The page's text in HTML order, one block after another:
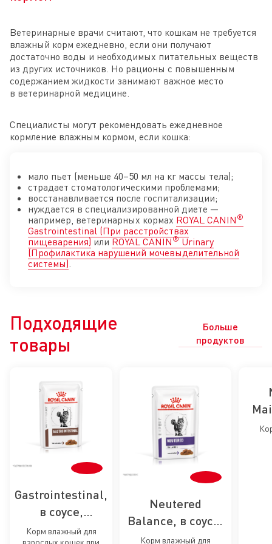
Ветеринарные врачи считают, что кошкам не требуется
влажный корм ежедневно, если они получают
достаточно воды и необходимых питательных веществ
из других источников. Но рационы с повышенным
содержанием жидкости занимают важное место
в ветеринарной медицине.
Специалисты могут рекомендовать ежедневное
кормление влажным кормом, если кошка:
мало пьет (меньше 40–50 мл на кг массы тела);
страдает стоматологическими проблемами;
восстанавливается после госпитализации;
нуждается в специализированной диете —
например, ветеринарных кормах ROYAL CANIN ®
Gastrointestinal (При расстройствах
пищеварения) или ROYAL CANIN® Urinary
(Профилактика нарушений мочевыделительной
системы).
Подходящие
товары
Больше
продуктов
Gastrointestinal,
в соусе,
влажный корм
Корм влажный для
Neutered
Balance, в соусе,
влажный корм
Корм влажный для